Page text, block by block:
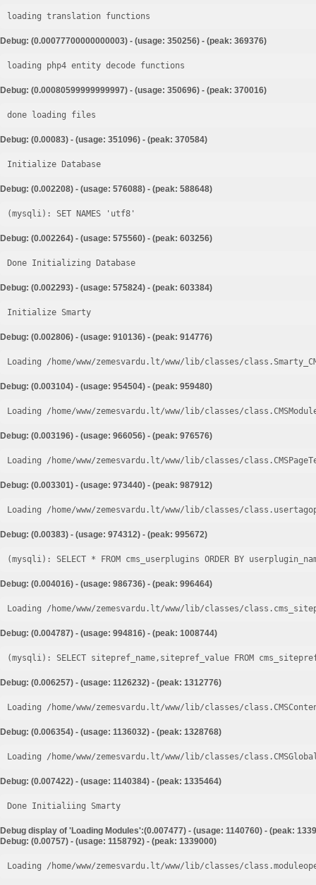
loading translation functions
Debug: (0.00077700000000003) - (usage: 350256) - (peak: 369376)
loading php4 entity decode functions
Debug: (0.00080599999999997) - (usage: 350696) - (peak: 370016)
done loading files
Debug: (0.00083) - (usage: 351096) - (peak: 370584)
Initialize Database
Debug: (0.002208) - (usage: 576088) - (peak: 588648)
Debug: (0.002264) - (usage: 575560) - (peak: 603256)
Done Initializing Database
Debug: (0.002293) - (usage: 575824) - (peak: 603384)
Initialize Smarty
Debug: (0.002806) - (usage: 910136) - (peak: 914776)
Loading /home/www/zemesvardu.lt/www/lib/classes/
Debug: (0.003104) - (usage: 954504) - (peak: 959480)
Loading /home/www/zemesvardu.lt/www/lib/classes/
Debug: (0.003196) - (usage: 966056) - (peak: 976576)
Loading /home/www/zemesvardu.lt/www/lib/classes/
Debug: (0.003301) - (usage: 973440) - (peak: 987912)
Loading /home/www/zemesvardu.lt/www/lib/classes/
Debug: (0.00383) - (usage: 974312) - (peak: 995672)
Debug: (0.004016) - (usage: 986736) - (peak: 996464)
Loading /home/www/zemesvardu.lt/www/lib/classes/
Debug: (0.004787) - (usage: 994816) - (peak: 1008744)
Debug: (0.006257) - (usage: 1126232) - (peak: 1312776)
Loading /home/www/zemesvardu.lt/www/lib/classes/
Debug: (0.006354) - (usage: 1136032) - (peak: 1328768)
Loading /home/www/zemesvardu.lt/www/lib/classes/
Debug: (0.007422) - (usage: 1140384) - (peak: 1335464)
Done Initialiing Smarty
Debug display of 'Loading Modules':(0.007477) - (usage: 1140760) - (peak:
Debug: (0.00757) - (usage: 1158792) - (peak: 1339000)
Loading /home/www/zemesvardu.lt/www/lib/classes/